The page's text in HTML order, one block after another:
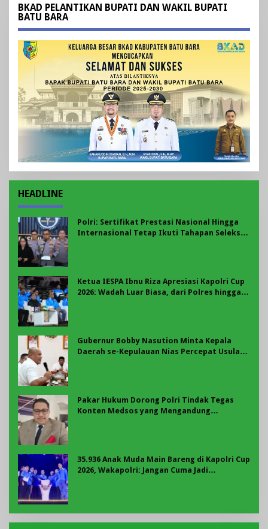
BKAD PELANTIKAN BUPATI DAN WAKIL BUPATI
BATU BARA
HEADLINE
Polri: Sertifikat Prestasi Nasional Hingga
Internasional Tetap Ikuti Tahapan Seleksi
Ketua IESPA Ibnu Riza Apresiasi Kapolri Cup
2026: Wadah Luar Biasa, dari Polres hingga
Gubernur Bobby Nasution Minta Kepala
Daerah se-Kepulauan Nias Percepat Usulan
Pakar Hukum Dorong Polri Tindak Tegas
Konten Medsos yang Mengandung
35.936 Anak Muda Main Bareng di Kapolri Cup
2026, Wakapolri: Jangan Cuma Jadi